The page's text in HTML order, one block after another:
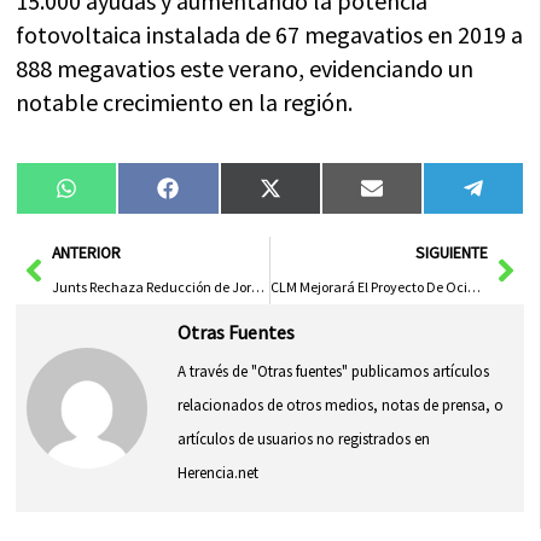
fotovoltaica instalada de 67 megavatios en 2019 a
888 megavatios este verano, evidenciando un
notable crecimiento en la región.
Compartir
en
WhatsAppCompartir
en
FacebookCompartir
en
X
(Twitter)
Compartir
en
Email
en
AntANTERIOR
Junts Rechaza Reducción de Jornada y Amenaza con Bloquear Medidas de Izquierda en C-LM
SIGUIENTE
CLM Mejorará El Proyecto De Ocio Para Personas Con Discapacidad Intelectual Tras El Éxito De Su Primera Edición
Otras Fuentes
A través de "Otras fuentes" publicamos artículos
relacionados de otros medios, notas de prensa, o
artículos de usuarios no registrados en
Herencia.net